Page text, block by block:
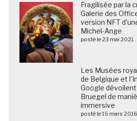
Fragilisée par la
Galerie des
version NFT
Michel-Ange
posté le 23 mai 2021
Les Musées royaux des Beaux-
l’Institut Culturel de Google
Bruegel de manière interactive et
Webinaire CLIC –
Communication